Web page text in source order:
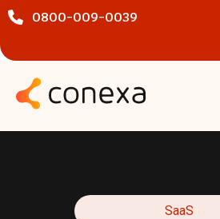
0800-009-0039
SaaS